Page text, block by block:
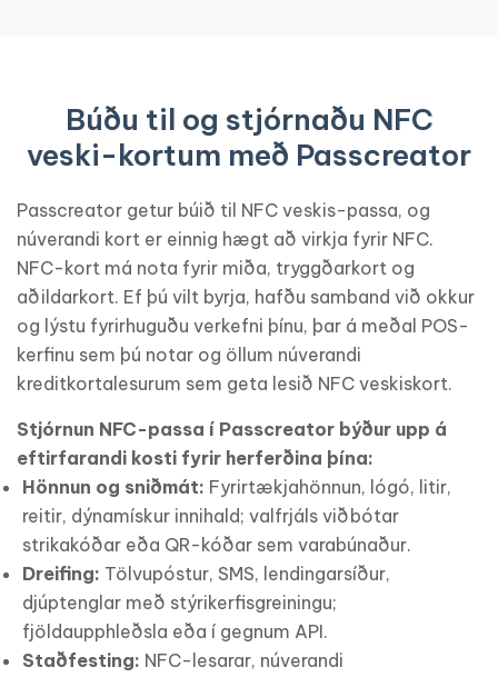
Búðu til og stjórnaðu NFC
veski-kortum með Passcreator
Passcreator getur búið til NFC veskis-passa, og
núverandi kort er einnig hægt að virkja fyrir NFC.
NFC-kort má nota fyrir miða, tryggðarkort og
aðildarkort. Ef þú vilt byrja, hafðu samband við okkur
og lýstu fyrirhuguðu verkefni þínu, þar á meðal POS-
kerfinu sem þú notar og öllum núverandi
kreditkortalesurum sem geta lesið NFC veskiskort.
Stjórnun NFC-passa í Passcreator býður upp á
eftirfarandi kosti fyrir herferðina þína:
Hönnun og sniðmát: Fyrirtækjahönnun, lógó, litir,
reitir, dýnamískur innihald; valfrjáls viðbótar
strikakóðar eða QR-kóðar sem varabúnaður.
Dreifing: Tölvupóstur, SMS, lendingarsíður,
djúptenglar með stýrikerfisgreiningu;
fjöldaupphleðsla eða í gegnum API.
Staðfesting: NFC-lesarar, núverandi